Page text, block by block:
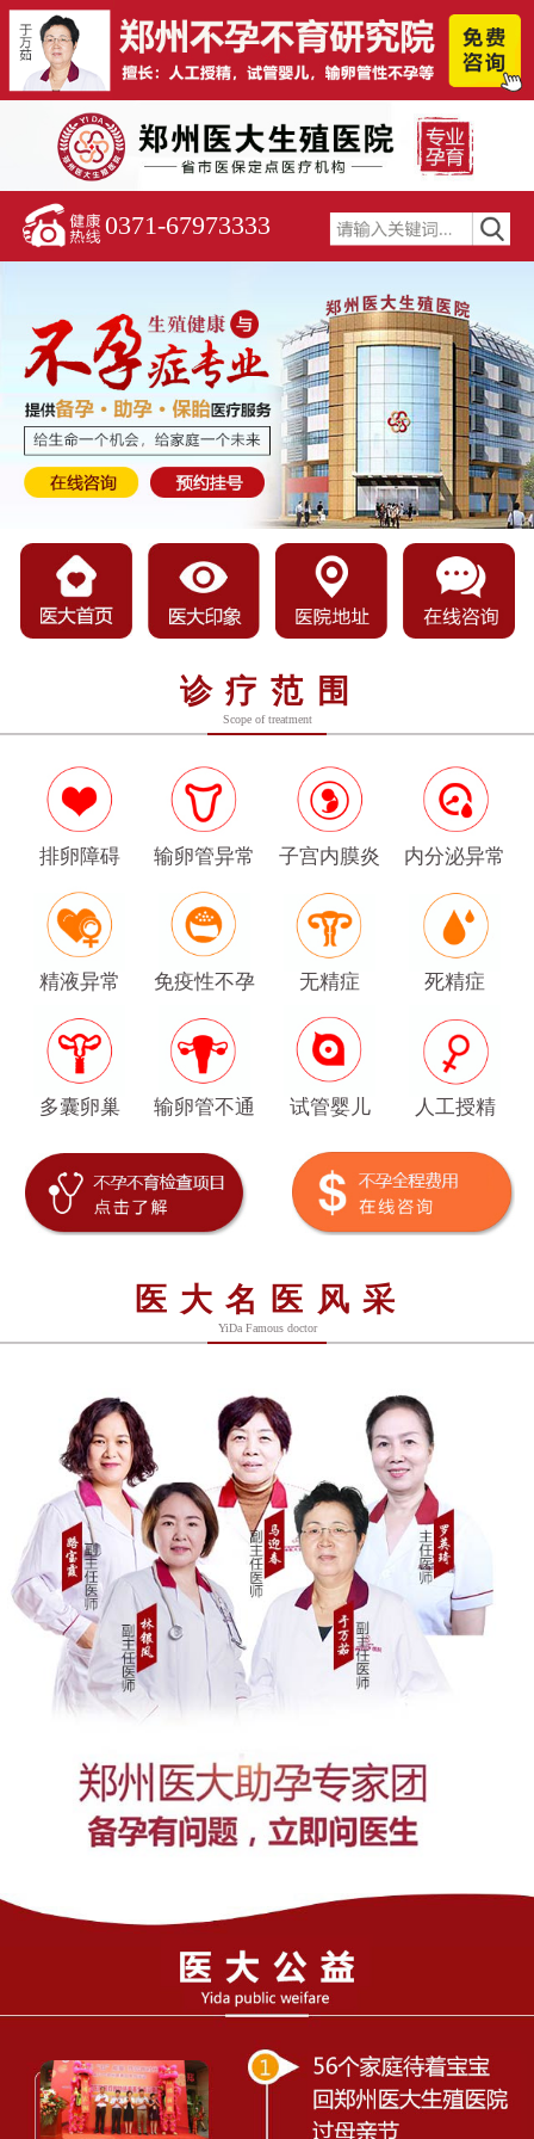
0371-67973333
诊疗范围
Scope of treatment
排卵障碍 输卵管异常 子宫内膜炎 内分泌异常
精液异常 免疫性不孕 无精症 死精症
多囊卵巢 输卵管不通 试管婴儿 人工授精
医大名医风采
YiDa Famous doctor